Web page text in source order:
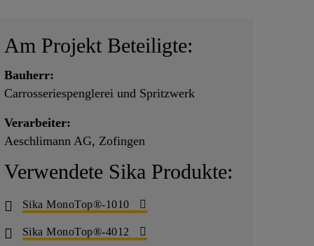
Am Projekt Beteiligte:
Bauherr:
Carrosseriespenglerei und Spritzwerk
Verarbeiter:
Aeschlimann AG, Zofingen
Verwendete Sika Produkte:
Sika MonoTop®-1010
Sika MonoTop®-4012